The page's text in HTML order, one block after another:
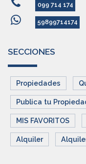
099 714 174
59899714174
SECCIONES
Propiedades
Publica tu
MIS FAVORITOS
Alquiler